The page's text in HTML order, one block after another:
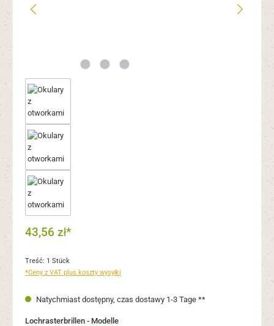
43,56 zł*
Treść: 1 Stück
*Ceny z VAT plus koszty wysyłki
Natychmiast dostępny, czas dostawy 1-3 Tage **
Wybierz
Lochrasterbrillen - Modelle